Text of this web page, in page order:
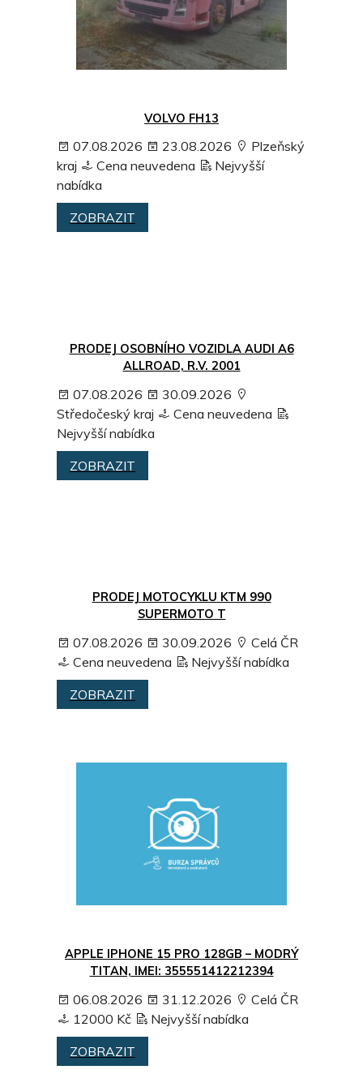
VOLVO FH13
07.08.2026 23.08.2026
Plzeňský
kraj
Cena neuvedena
Nejvyšší
nabídka
ZOBRAZIT
PRODEJ OSOBNÍHO VOZIDLA AUDI A6
ALLROAD, R.V. 2001
07.08.2026
30.09.2026
Středočeský kraj
Cena neuvedena
Nejvyšší nabídka
ZOBRAZIT
PRODEJ MOTOCYKLU KTM 990
SUPERMOTO T
07.08.2026 30.09.2026
Celá ČR
Cena neuvedena
Nejvyšší nabídka
ZOBRAZIT
APPLE IPHONE 15 PRO 128GB – MODRÝ
TITAN, IMEI: 355551412212394
06.08.2026 31.12.2026
Celá ČR
12000 Kč
Nejvyšší nabídka
ZOBRAZIT